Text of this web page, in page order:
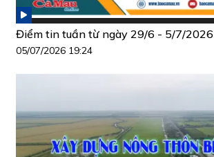
Điểm tin tuần từ ngày 29/6 - 5/7/2026
05/07/2026 19:24